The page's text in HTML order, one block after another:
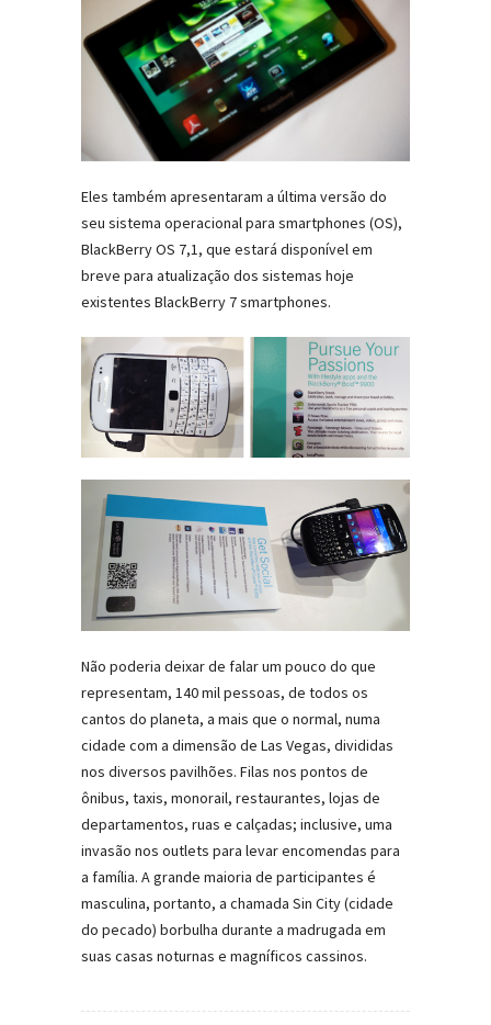
Eles também apresentaram a última versão do
seu sistema operacional para smartphones (OS),
BlackBerry OS 7,1, que estará disponível em
breve para atualização dos sistemas hoje
existentes BlackBerry 7 smartphones.
Não poderia deixar de falar um pouco do que
representam, 140 mil pessoas, de todos os
cantos do planeta, a mais que o normal, numa
cidade com a dimensão de Las Vegas, divididas
nos diversos pavilhões. Filas nos pontos de
ônibus, taxis, monorail, restaurantes, lojas de
departamentos, ruas e calçadas; inclusive, uma
invasão nos outlets para levar encomendas para
a família. A grande maioria de participantes é
masculina, portanto, a chamada Sin City (cidade
do pecado) borbulha durante a madrugada em
suas casas noturnas e magníficos cassinos.